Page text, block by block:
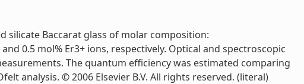
Baccarat glass of molar composition:
0.5 mol% Er3+ ions, respectively. Optical and spectroscopic
The quantum efficiency was estimated comparing
analysis. © 2006 Elsevier B.V. All rights reserved. (literal)